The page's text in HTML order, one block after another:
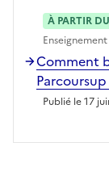
À PARTIR
Comment
Parcoursup
Publié le 17